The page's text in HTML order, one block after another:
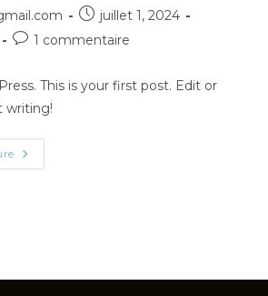
juillet 1, 2024
1 commentaire
This is your first post. Edit or
writing!